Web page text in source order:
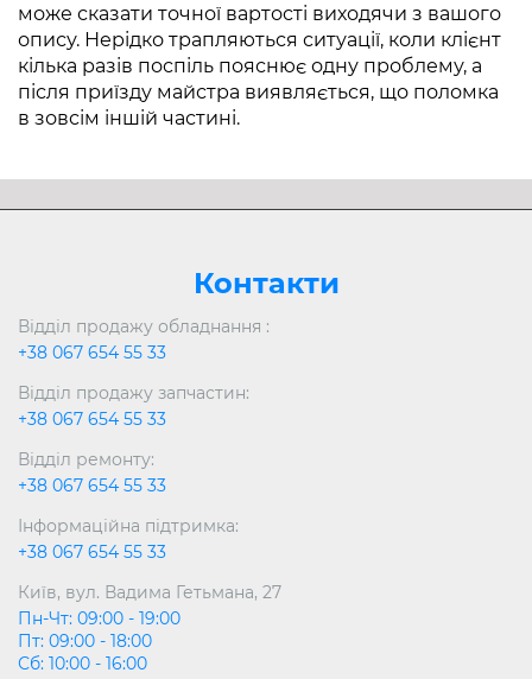
може сказати точної вартості виходячи з вашого
опису. Нерідко трапляються ситуації, коли клієнт
кілька разів поспіль пояснює одну проблему, а
після приїзду майстра виявляється, що поломка
в зовсім іншій частині.
Контакти
Відділ продажу обладнання :
+38 067 654 55 33
Відділ продажу запчастин:
+38 067 654 55 33
Відділ ремонту:
+38 067 654 55 33
Інформаційна підтримка:
+38 067 654 55 33
Київ, вул. Вадима Гетьмана, 27
Пн-Чт: 09:00 - 19:00
Пт: 09:00 - 18:00
Сб: 10:00 - 16:00